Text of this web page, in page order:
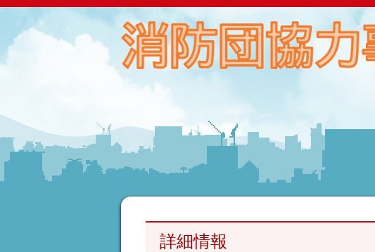
詳細情報